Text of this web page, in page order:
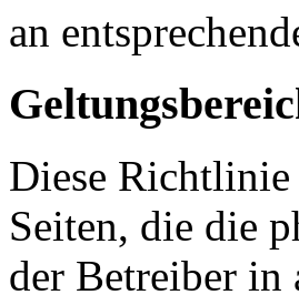
an
Diese Richtlinie
Seiten, die die
der Betreiber in